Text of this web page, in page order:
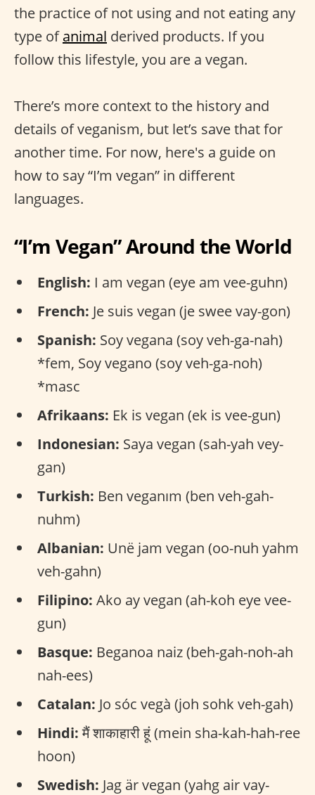
the practice of not using and not eating any
type ofanimal derived products. If you
follow this lifestyle, you are a vegan.
There’s more context to the history and
details of veganism, but let’s save that for
another time. For now, here's a guide on
how to say “I’m vegan” in different
languages.
“I’m Vegan” Around the World
English: I am vegan (eye am vee-guhn)
French: Je suis vegan (je swee vay-gon)
Spanish: Soy vegana (soy veh-ga-nah)
*fem, Soy vegano (soy veh-ga-noh)
*masc
Afrikaans: Ek is vegan (ek is vee-gun)
Indonesian: Saya vegan (sah-yah vey-
gan)
Turkish: Ben veganım (ben veh-gah-
nuhm)
Albanian: Unë jam vegan (oo-nuh yahm
veh-gahn)
Filipino: Ako ay vegan (ah-koh eye vee-
gun)
Basque: Beganoa naiz (beh-gah-noh-ah
nah-ees)
Catalan: Jo sóc vegà (joh sohk veh-gah)
Hindi:मैं शाकाहारी हूं (mein sha-kah-hah-ree
hoon)
Swedish: Jag är vegan (yahg air vay-